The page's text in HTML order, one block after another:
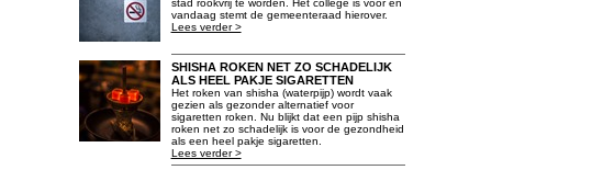
stad rookvrij te worden. Het college is voor en
vandaag stemt de gemeenteraad hierover.
Lees verder >
SHISHA ROKEN NET ZO SCHADELIJK
ALS HEEL PAKJE SIGARETTEN
Het roken van shisha (waterpijp) wordt vaak
gezien als gezonder alternatief voor
sigaretten roken. Nu blijkt dat een pijp shisha
roken net zo schadelijk is voor de gezondheid
als een heel pakje sigaretten.
Lees verder >